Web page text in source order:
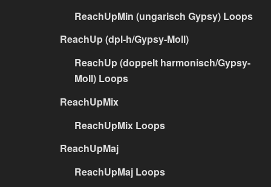
ReachUpMin (ungarisch Gypsy) Loops
ReachUp (dpl-h/Gypsy-Moll)
ReachUp (doppelt harmonisch/Gypsy-
Moll) Loops
ReachUpMix
ReachUpMix Loops
ReachUpMaj
ReachUpMaj Loops